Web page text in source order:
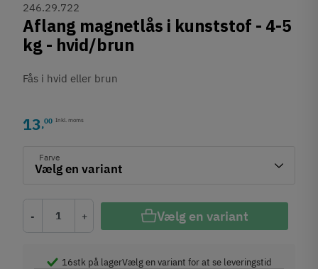
246.29.722
Aflang magnetlås i kunststof - 4-5
kg - hvid/brun
Fås i hvid eller brun
13,00 Inkl. moms
Farve
- + Vælg en variant
16stk på lagerVælg en variant for at se leveringstid